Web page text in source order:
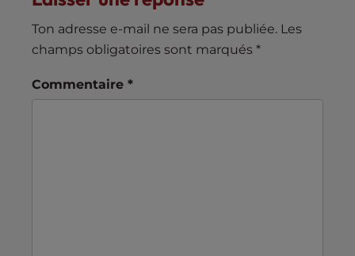
Ton adresse e-mail ne sera pas publiée. Les
champs obligatoires sont marqués *
Commentaire *